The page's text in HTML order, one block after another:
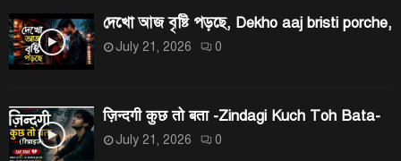
দেখো আজ বৃষ্টি পড়ছে, Dekho aaj bristi porche,
July 21, 2026 0
ज़िन्दगी कुछ तो बता -Zindagi Kuch Toh Bata-
July 21, 2026 0